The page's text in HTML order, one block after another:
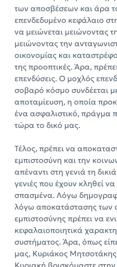
των αποσβέσεων και άρα
επενδεδυμένο κεφάλαιο
να μειώνεται μειώνοντας
μειώνοντας την
οικονομίας και
της προοπτικές. Άρα,
επενδύσεις. Ο μοχλός
σοβαρό κόσμο συνδέεται
αποταμίευση, η οποία
ένα ασφαλιστικό, πράγμα
τώρα το δικό μας.
Τέλος, πρέπει να
εμπιστοσύνη και την
απέναντι στη γενιά τη
γενιές που έχουν κληθεί
σπασμένα. Λόγω
λόγω αποκατάστασης των
εμπιστοσύνης πρέπει να
κεφαλαιοποιητικά
συστήματος. Άρα, όπως
μας, Κυριάκος